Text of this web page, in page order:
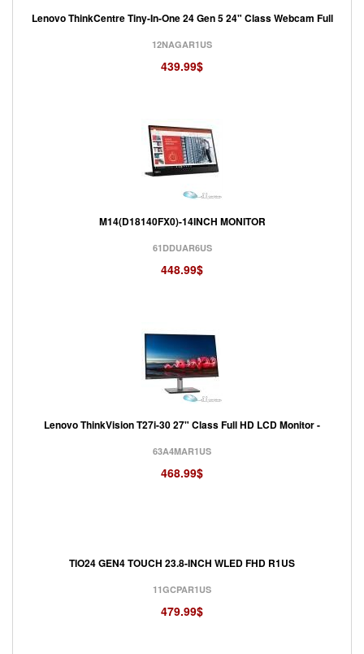
Lenovo ThinkCentre Tiny-In-One 24 Gen 5 24" Class Webcam Full
12NAGAR1US
439.99$
M14(D18140FX0)-14INCH MONITOR
61DDUAR6US
448.99$
Lenovo ThinkVision T27i-30 27" Class Full HD LCD Monitor -
63A4MAR1US
468.99$
TIO24 GEN4 TOUCH 23.8-INCH WLED FHD R1US
11GCPAR1US
479.99$